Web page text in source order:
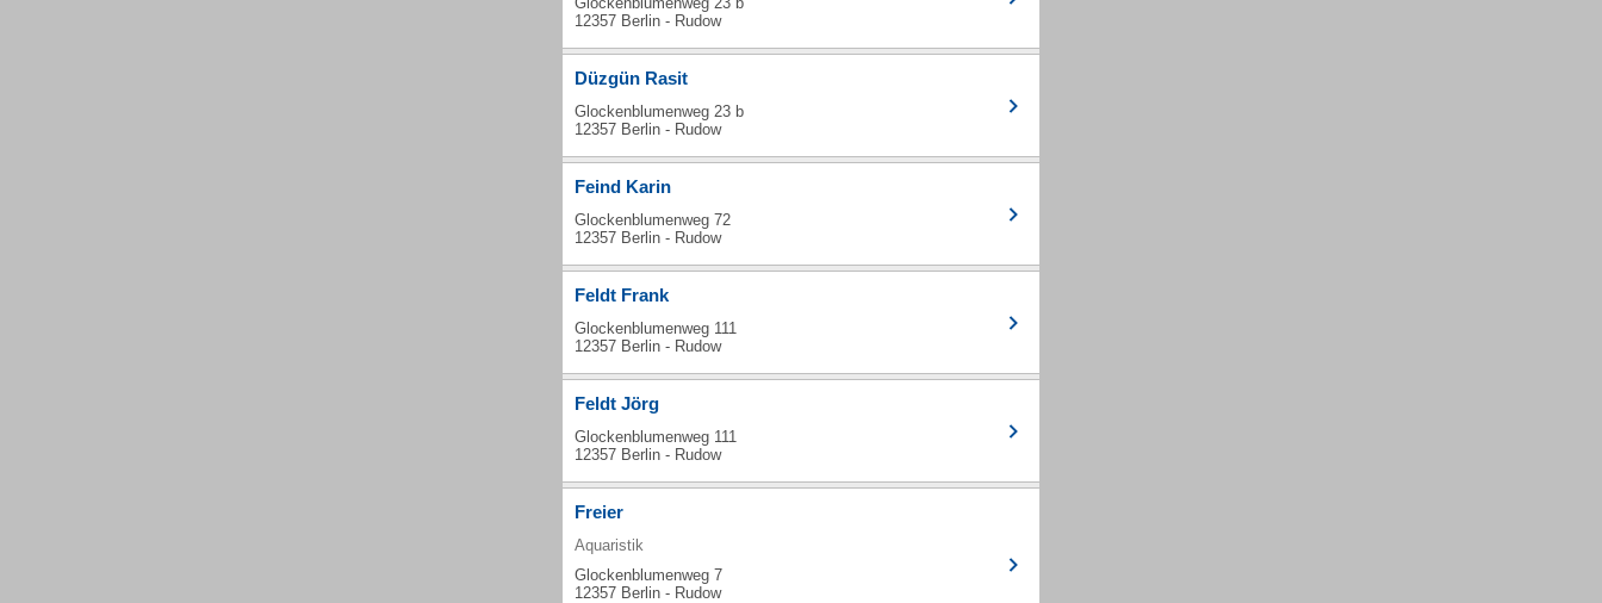
12357 Berlin - Rudow
Düzgün Rasit
Glockenblumenweg 23 b
12357 Berlin - Rudow
Feind Karin
Glockenblumenweg 72
12357 Berlin - Rudow
Feldt Frank
Glockenblumenweg 111
12357 Berlin - Rudow
Feldt Jörg
Glockenblumenweg 111
12357 Berlin - Rudow
Freier
Aquaristik
Glockenblumenweg 7
12357 Berlin - Rudow